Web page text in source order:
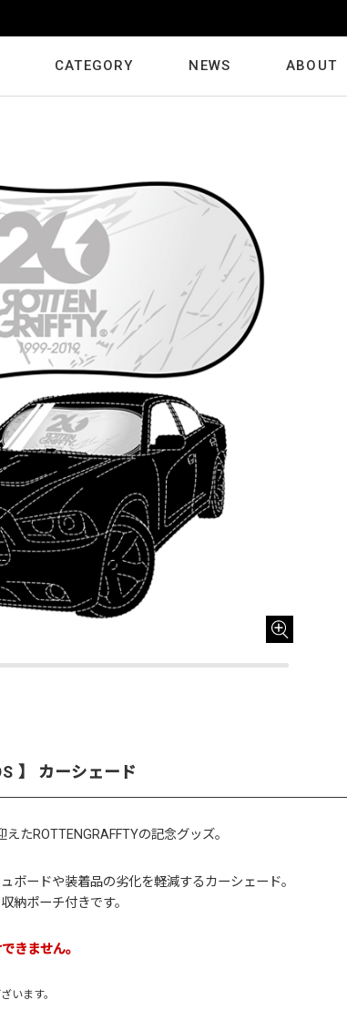
CATEGORY NEWS ABOUT
】 カーシェード
えたROTTENGRAFFTYの記念グッズ。
ボードや装着品の劣化を軽減するカーシェード。
納ポーチ付きです。
きません。
います。